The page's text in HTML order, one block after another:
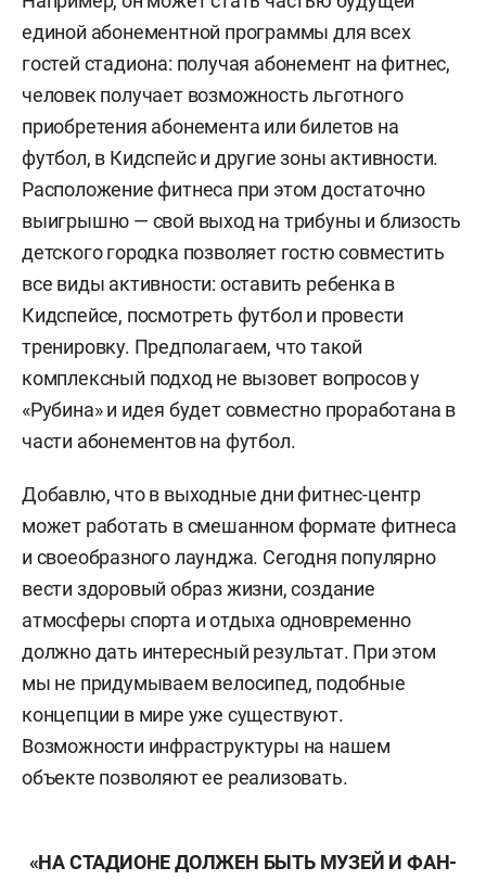
единой абонементной программы для всех
гостей стадиона: получая абонемент на фитнес,
человек получает возможность льготного
приобретения абонемента или билетов на
футбол, в Кидспейс и другие зоны активности.
Расположение фитнеса при этом достаточно
выигрышно — свой выход на трибуны и близость
детского городка позволяет гостю совместить
все виды активности: оставить ребенка в
Кидспейсе, посмотреть футбол и провести
тренировку. Предполагаем, что такой
комплексный подход не вызовет вопросов у
«Рубина» и идея будет совместно проработана в
части абонементов на футбол.
Добавлю, что в выходные дни фитнес-центр
может работать в смешанном формате фитнеса
и своеобразного лаунджа. Сегодня популярно
вести здоровый образ жизни, создание
атмосферы спорта и отдыха одновременно
должно дать интересный результат. При этом
мы не придумываем велосипед, подобные
концепции в мире уже существуют.
Возможности инфраструктуры на нашем
объекте позволяют ее реализовать.
«НА СТАДИОНЕ ДОЛЖЕН БЫТЬ МУЗЕЙ И ФАН-